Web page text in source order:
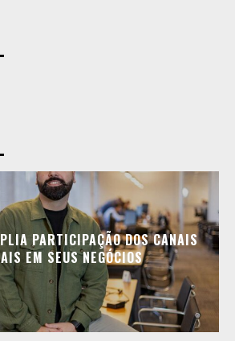
PARTICIPAÇÃO DOS CANAIS
EM SEUS NEGÓCIOS